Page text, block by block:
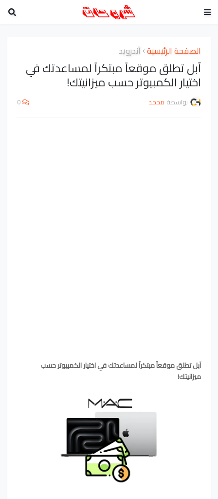
الصفحة الرئيسية أندرويد
آبل تطلق موقعاً مبتكراً لمساعدتك في
اختيار الكمبيوتر حسب ميزانيتك!
بواسطة محمد 0
آبل تطلق موقعاً مبتكراً لمساعدتك في اختيار الكمبيوتر حسب
ميزانيتك!